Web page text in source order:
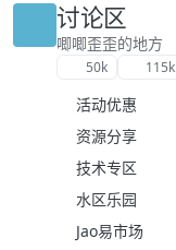
讨论区
唧唧歪歪的地方
50k 115k
活动优惠
资源分享
技术专区
水区乐园
Jao易市场